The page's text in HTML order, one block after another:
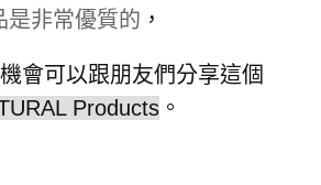
是非常優質的 ，
會可以跟朋友們分享這個
Products 。